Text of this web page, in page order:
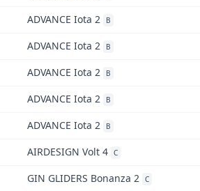
ADVANCE Iota 2 B
ADVANCE Iota 2 B
ADVANCE Iota 2 B
ADVANCE Iota 2 B
ADVANCE Iota 2 B
AIRDESIGN Volt 4 C
GIN GLIDERS Bonanza 2 C